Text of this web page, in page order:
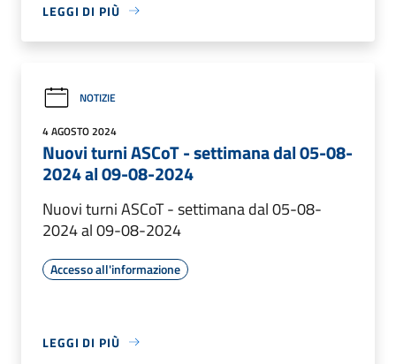
LEGGI DI PIÙ
NOTIZIE
4 AGOSTO 2024
Nuovi turni ASCoT - settimana dal 05-08-
2024 al 09-08-2024
Nuovi turni ASCoT - settimana dal 05-08-
2024 al 09-08-2024
Accesso all'informazione
LEGGI DI PIÙ